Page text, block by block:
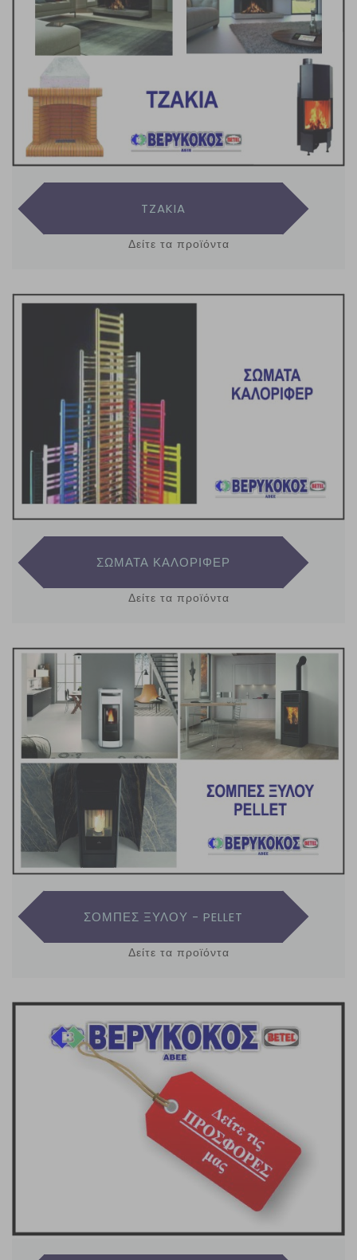
TZAKIA
Δείτε τα προϊόντα
ΣΩΜΑΤΑ ΚΑΛΟΡΙΦΕΡ
Δείτε τα προϊόντα
ΣΟΜΠΕΣ ΞΥΛΟΥ - PELLET
Δείτε τα προϊόντα